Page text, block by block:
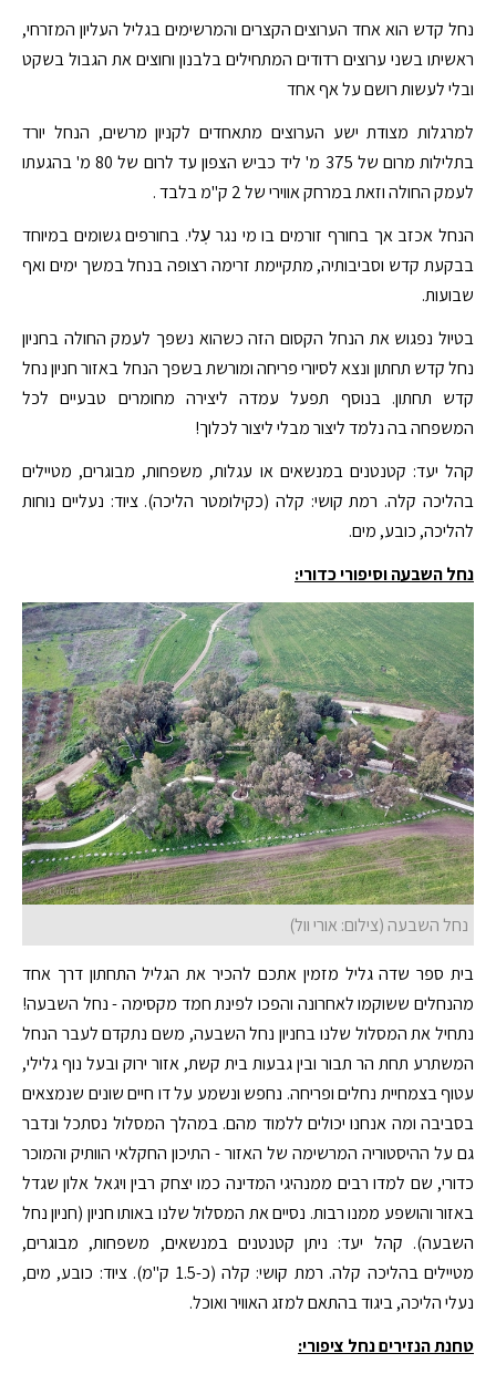
נחל קדש הוא אחד הערוצים הקצרים והמרשימים בגליל העליון המזרחי,
ראשיתו בשני ערוצים רדודים המתחילים בלבנון וחוצים את הגבול בשקט
ובלי לעשות רושם על אף אחד
למרגלות מצודת ישע הערוצים מתאחדים לקניון מרשים, הנחל יורד
בתלילות מרום של 375 מ' ליד כביש הצפון עד לרום של 80 מ' בהגעתו
לעמק החולה וזאת במרחק אווירי של 2 ק"מ בלבד .
הנחל אכזב אך בחורף זורמים בו מי נגר עֽלי. בחורפים גשומים במיוחד
בבקעת קדש וסביבותיה, מתקיימת זרימה רצופה בנחל במשך ימים ואף
שבועות.
בטיול נפגוש את הנחל הקסום הזה כשהוא נשפך לעמק החולה בחניון
נחל קדש תחתון ונצא לסיורי פריחה ומורשת בשפך הנחל באזור חניון נחל
קדש תחתון. בנוסף תפעל עמדה ליצירה מחומרים טבעיים לכל
המשפחה בה נלמד ליצור מבלי ליצור לכלוך!
קהל יעד: קטנטנים במנשאים או עגלות, משפחות, מבוגרים, מטיילים
בהליכה קלה. רמת קושי: קלה (כקילומטר הליכה). ציוד: נעליים נוחות
להליכה, כובע, מים.
נחל השבעה וסיפורי כדורי:
נחל השבעה (צילום: אורי וול)
בית ספר שדה גליל מזמין אתכם להכיר את הגליל התחתון דרך אחד
מהנחלים ששוקמו לאחרונה והפכו לפינת חמד מקסימה - נחל השבעה!
נתחיל את המסלול שלנו בחניון נחל השבעה, משם נתקדם לעבר הנחל
המשתרע תחת הר תבור ובין גבעות בית קשת, אזור ירוק ובעל נוף גלילי,
עטוף בצמחיית נחלים ופריחה. נחפש ונשמע על דו חיים שונים שנמצאים
בסביבה ומה אנחנו יכולים ללמוד מהם. במהלך המסלול נסתכל ונדבר
גם על ההיסטוריה המרשימה של האזור - התיכון החקלאי הוותיק והמוכר
כדורי, שם למדו רבים ממנהיגי המדינה כמו יצחק רבין ויגאל אלון שגדל
באזור והושפע ממנו רבות. נסיים את המסלול שלנו באותו חניון (חניון נחל
השבעה). קהל יעד: ניתן קטנטנים במנשאים, משפחות, מבוגרים,
מטיילים בהליכה קלה. רמת קושי: קלה (כ-1.5 ק"מ). ציוד: כובע, מים,
נעלי הליכה, ביגוד בהתאם למזג האוויר ואוכל.
טחנת הנזירים נחל ציפורי: